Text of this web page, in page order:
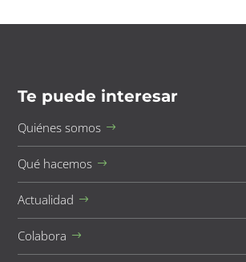
Te puede interesar
Quiénes somos
Qué hacemos
Actualidad
Colabora